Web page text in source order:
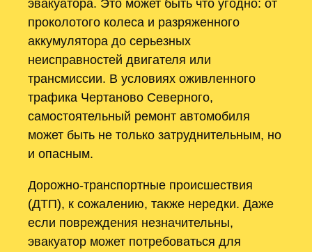
эвакуатора. Это может быть что угодно: от
проколотого колеса и разряженного
аккумулятора до серьезных
неисправностей двигателя или
трансмиссии. В условиях оживленного
трафика Чертаново Северного,
самостоятельный ремонт автомобиля
может быть не только затруднительным, но
и опасным.
Дорожно-транспортные происшествия
(ДТП), к сожалению, также нередки. Даже
если повреждения незначительны,
эвакуатор может потребоваться для